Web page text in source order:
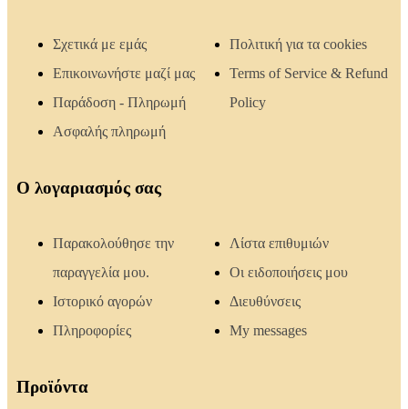
Σχετικά με εμάς
Επικοινωνήστε μαζί μας
Παράδοση - Πληρωμή
Ασφαλής πληρωμή
Πολιτική για τα cookies
Terms of Service & Refund
Policy
Ο λογαριασμός σας
Παρακολούθησε την
παραγγελία μου.
Ιστορικό αγορών
Πληροφορίες
Λίστα επιθυμιών
Οι ειδοποιήσεις μου
Διευθύνσεις
My messages
Προϊόντα